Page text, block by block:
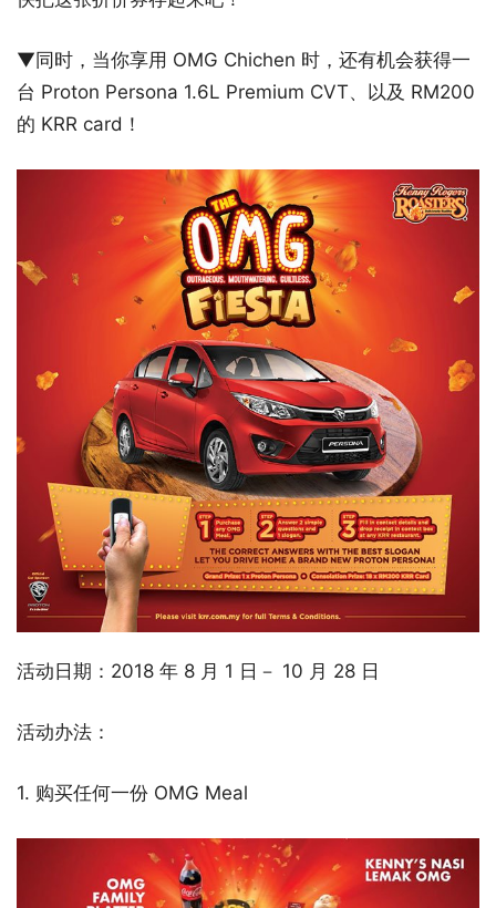
▼同时，当你享用 OMG Chichen 时，还有机会获得一
台 Proton Persona 1.6L Premium CVT、以及 RM200
的 KRR card！
活动日期：2018 年 8 月 1 日－ 10 月 28 日
活动办法：
1. 购买任何一份 OMG Meal